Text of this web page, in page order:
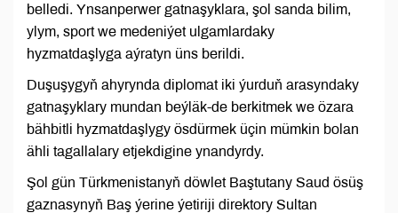
belledi. Ynsanperwer gatnaşyklara, şol sanda bilim,
ylym, sport we medeniýet ulgamlardaky
hyzmatdaşlyga aýratyn üns berildi.
Duşuşygyň ahyrynda diplomat iki ýurduň arasyndaky
gatnaşyklary mundan beýläk-de berkitmek we özara
bähbitli hyzmatdaşlygy ösdürmek üçin mümkin bolan
ähli tagallalary etjekdigine ynandyrdy.
Şol gün Türkmenistanyň döwlet Baştutany Saud ösüş
gaznasynyň Baş ýerine ýetiriji direktory Sultan